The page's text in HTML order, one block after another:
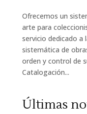
Ofrecemos un
arte para
servicio dedicado a
sistemática de
orden y control de
Catalogación...
Últimas